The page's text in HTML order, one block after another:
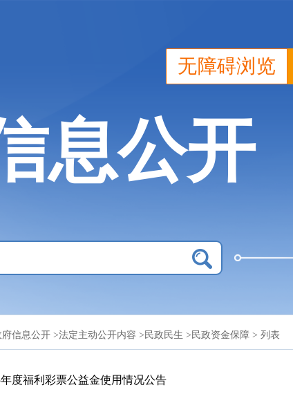
无障碍浏览
息公开
府信息公开 >法定主动公开内容 > 民政民生 > 民政资金保障 > 列表
度福利彩票公益金使用情况公告